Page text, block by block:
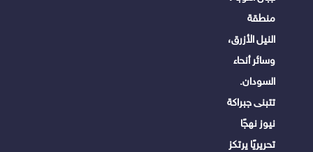
منطقة
النيل الأزرق،
وسائر أنحاء
السودان.
تتبنى جبراكة
نيوز نهجًا
تحريريًا يرتكز